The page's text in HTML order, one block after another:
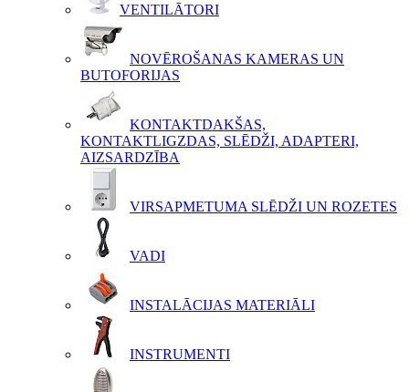
VENTILĀTORI
NOVĒROŠANAS KAMERAS UN
BUTOFORIJAS
KONTAKTDAKŠAS,
KONTAKTLIGZDAS, SLĒDŽI, ADAPTERI,
AIZSARDZĪBA
VIRSAPMETUMA SLĒDŽI UN ROZETES
VADI
INSTALĀCIJAS MATERIĀLI
INSTRUMENTI